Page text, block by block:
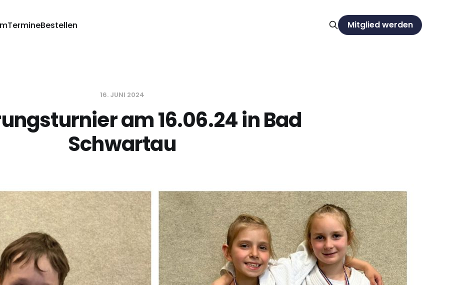
TermineBestellen Mitglied werden
16. JUNI 2024
am 16.06.24 in Bad
Schwartau